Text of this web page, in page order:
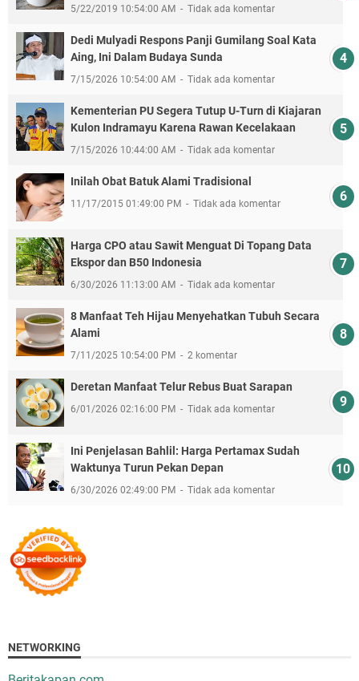
5/22/2019 10:54:00 AM Tidak ada komentar
Dedi Mulyadi Respons Panji Gumilang Soal Kata
Aing, Ini Dalam Budaya Sunda
7/15/2026 10:54:00 AM Tidak ada komentar
Kementerian PU Segera Tutup U-Turn di Kiajaran
Kulon Indramayu Karena Rawan Kecelakaan
7/15/2026 10:44:00 AM Tidak ada komentar
Inilah Obat Batuk Alami Tradisional
11/17/2015 01:49:00 PM Tidak ada komentar
Harga CPO atau Sawit Menguat Di Topang Data
Ekspor dan B50 Indonesia
6/30/2026 11:13:00 AM Tidak ada komentar
8 Manfaat Teh Hijau Menyehatkan Tubuh Secara
Alami
7/11/2025 10:54:00 PM 2 komentar
Deretan Manfaat Telur Rebus Buat Sarapan
6/01/2026 02:16:00 PM Tidak ada komentar
Ini Penjelasan Bahlil: Harga Pertamax Sudah
Waktunya Turun Pekan Depan
6/30/2026 02:49:00 PM Tidak ada komentar
NETWORKING